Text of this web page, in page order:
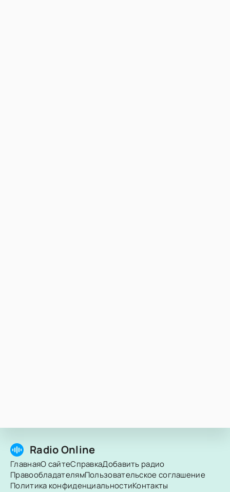
Radio Online
ГлавнаяО сайтеСправкаДобавить радио
ПравообладателямПользовательское соглашение
Политика конфиденциальностиКонтакты